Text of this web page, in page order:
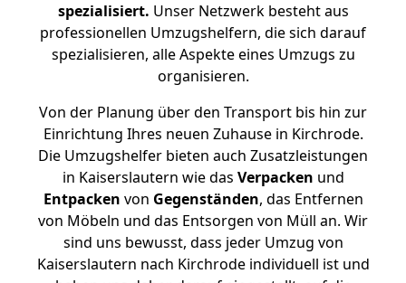
spezialisiert. Unser Netzwerk besteht aus
professionellen Umzugshelfern, die sich darauf
spezialisieren, alle Aspekte eines Umzugs zu
organisieren.
Von der Planung über den Transport bis hin zur
Einrichtung Ihres neuen Zuhause in Kirchrode.
Die Umzugshelfer bieten auch Zusatzleistungen
in Kaiserslautern wie das Verpacken und
Entpacken von Gegenständen, das Entfernen
von Möbeln und das Entsorgen von Müll an. Wir
sind uns bewusst, dass jeder Umzug von
Kaiserslautern nach Kirchrode individuell ist und